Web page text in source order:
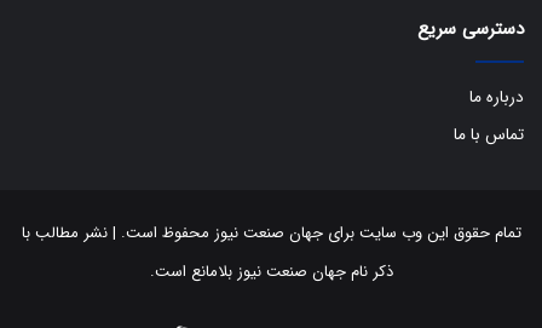
دسترسی سریع
درباره ما
تماس با ما
تمام حقوق این وب سایت برای جهان صنعت نیوز محفوظ است. | نشر مطالب با
ذکر نام جهان صنعت نیوز بلامانع است.